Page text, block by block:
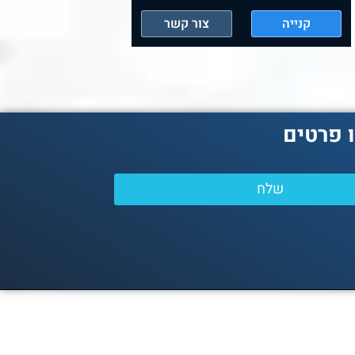
קנייה צור קשר
פרטים
שלח